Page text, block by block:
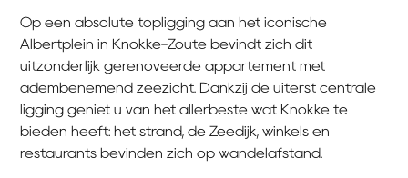
Op een absolute topligging aan het iconische
Albertplein in Knokke-Zoute bevindt zich dit
uitzonderlijk gerenoveerde appartement met
adembenemend zeezicht. Dankzij de uiterst centrale
ligging geniet u van het allerbeste wat Knokke te
bieden heeft: het strand, de Zeedijk, winkels en
restaurants bevinden zich op wandelafstand.